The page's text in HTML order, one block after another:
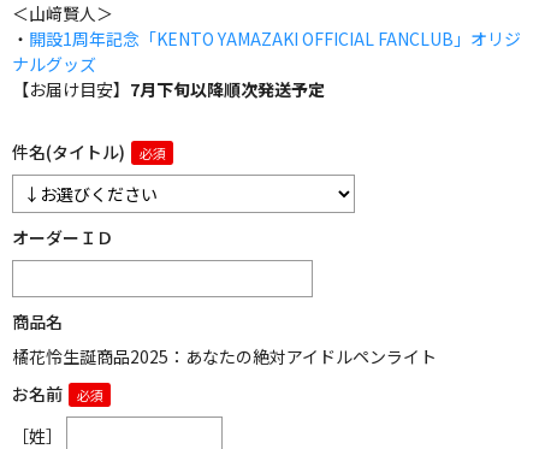
＜山﨑賢人＞
・ 開設1周年記念「KENTO YAMAZAKI OFFICIAL FANCLUB」オリジ
ナルグッズ
【お届け目安】 7月下旬以降順次発送予定
件名(タイトル)
オーダーＩＤ
商品名
橘花怜生誕商品2025：あなたの絶対アイドルペンライト
お名前
［姓］